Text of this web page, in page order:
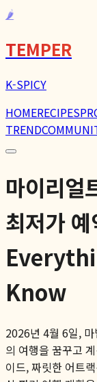
🌶️
TEMPER
K-SPICY
HOMERECIPES
TREND
마이리얼
최저가
Know
2026년 4월 6일,
의 여행을 꿈꾸고
이드, 짜릿한 어트